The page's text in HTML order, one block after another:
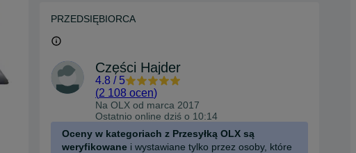
PRZEDSIĘBIORCA
Części Hajder
4.8 / 5
(2 108 ocen)
Na OLX od marca 2017
Ostatnio online dziś o 10:14
Oceny w kategoriach z Przesyłką OLX są
weryfikowane i wystawiane tylko przez osoby, które